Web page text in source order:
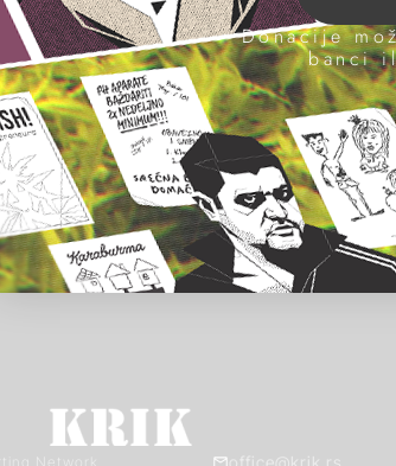
Network office@krik.rs
Donacije
banci